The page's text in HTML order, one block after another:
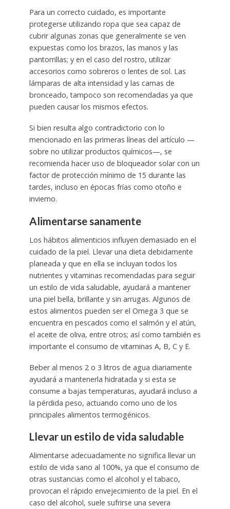
Para un correcto cuidado, es importante
protegerse utilizando ropa que sea capaz de
cubrir algunas zonas que generalmente se ven
expuestas como los brazos, las manos y las
pantorrillas; y en el caso del rostro, utilizar
accesorios como sobreros o lentes de sol. Las
lámparas de alta intensidad y las camas de
bronceado, tampoco son recomendadas ya que
pueden causar los mismos efectos.
Si bien resulta algo contradictorio con lo
mencionado en las primeras líneas del artículo —
sobre no utilizar productos químicos—, se
recomienda hacer uso de bloqueador solar con un
factor de protección mínimo de 15 durante las
tardes, incluso en épocas frías como otoño e
invierno.
Alimentarse sanamente
Los hábitos alimenticios influyen demasiado en el
cuidado de la piel. Llevar una dieta debidamente
planeada y que en ella se incluyan todos los
nutrientes y vitaminas recomendadas para seguir
un estilo de vida saludable, ayudará a mantener
una piel bella, brillante y sin arrugas. Algunos de
estos alimentos pueden ser el Omega 3 que se
encuentra en pescados como el salmón y el atún,
el aceite de oliva, entre otros; así como también es
importante el consumo de vitaminas A, B, C y E.
Beber al menos 2 o 3 litros de agua diariamente
ayudará a mantenerla hidratada y si esta se
consume a bajas temperaturas, ayudará incluso a
la pérdida peso, actuando como uno de los
principales alimentos termogénicos.
Llevar un estilo de vida saludable
Alimentarse adecuadamente no significa llevar un
estilo de vida sano al 100%, ya que el consumo de
otras sustancias como el alcohol y el tabaco,
provocan el rápido envejecimiento de la piel. En el
caso del alcohol, suele sufrirse una severa